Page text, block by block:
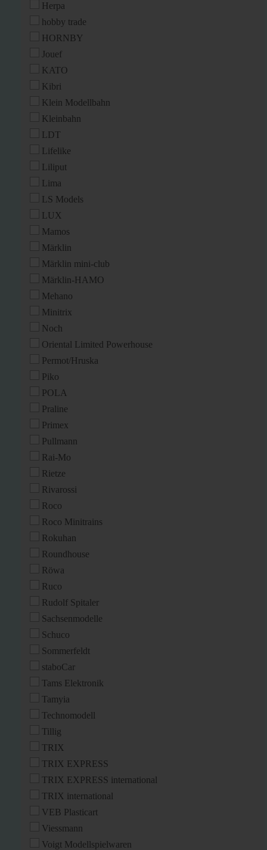
Herpa
hobby trade
HORNBY
Jouef
KATO
Kibri
Klein Modellbahn
Kleinbahn
LDT
Lifelike
Liliput
Lima
LS Models
LUX
Mamos
Märklin
Märklin mini-club
Märklin-HAMO
Mehano
Minitrix
Noch
Oriental Limited Powerhouse
Permot/Hruska
Piko
POLA
Praline
Primex
Pullmann
Rai-Mo
Rietze
Rivarossi
Roco
Roco Minitrains
Rokuhan
Roundhouse
Röwa
Ruco
Rudolf Spitaler
Sachsenmodelle
Schuco
Sommerfeldt
staboCar
Tams Elektronik
Tamyia
Technomodell
Tillig
TRIX
TRIX EXPRESS
TRIX EXPRESS international
TRIX international
VEB Plasticart
Viessmann
Voigt Modellspielwaren